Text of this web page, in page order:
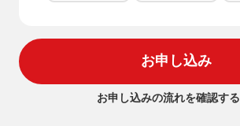
お申し込み
お申し込みの流れを確認する